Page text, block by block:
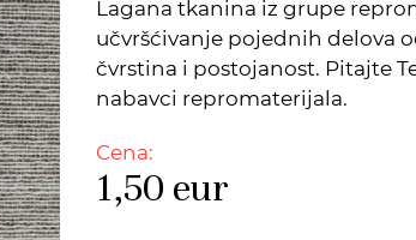
Lagana tkanina iz grupe
učvršćivanje pojednih delova
čvrstina i postojanost. Pitajte
nabavci repromaterijala.
Cena:
1,50 eur